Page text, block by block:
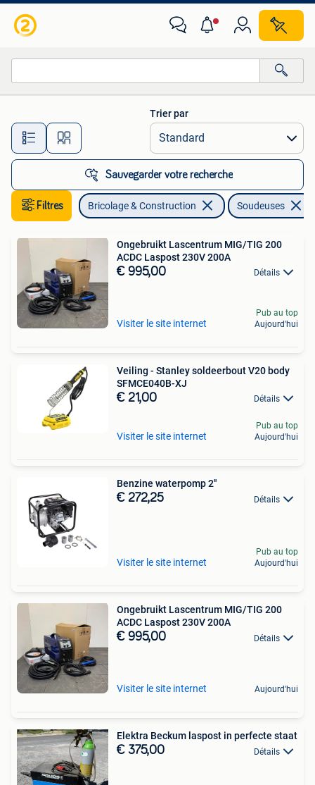
Toutes les distances…
Trier par
Sauvegarder votre recherche
Filtres Bricolage & Construction Soudeuses
Ongebruikt Lascentrum MIG/TIG 200
ACDC Laspost 230V 200A
€ 995,00 Détails
Visiter le site internet
Pub au top
Aujourd'hui
Veiling - Stanley soldeerbout V20 body
SFMCE040B-XJ
€ 21,00 Détails
Visiter le site internet
Pub au top
Aujourd'hui
Benzine waterpomp 2''
€ 272,25 Détails
Visiter le site internet
Pub au top
Aujourd'hui
Ongebruikt Lascentrum MIG/TIG 200
ACDC Laspost 230V 200A
€ 995,00 Détails
Visiter le site internet Aujourd'hui
Elektra Beckum laspost in perfecte staat
€ 375,00 Détails